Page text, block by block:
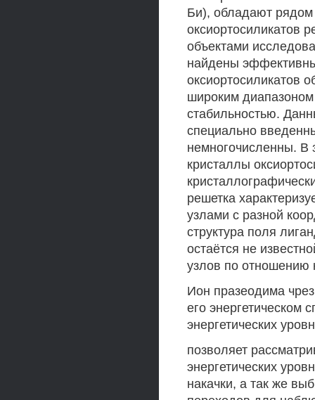
Би), обладают рядом
оксиортосиликатов
объектами
найдены
оксиортосиликатов
широким диапазоном
стабильностью.
специально
немногочисленны. В
кристаллы
решетка
узлами с разной
структура поля
остаётся не
узлов по отношению
Ион празеодима
его энергетическом
энергетических
позволяет
энергетических
накачки, а так же